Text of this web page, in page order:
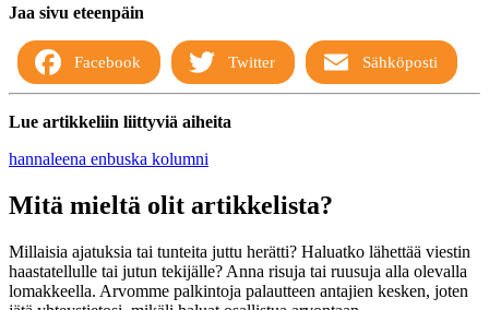
Jaa sivu eteenpäin
Facebook Twitter Sähköposti
Lue artikkeliin liittyviä aiheita
hannaleena enbuska kolumni
Mitä mieltä olit artikkelista?
Millaisia ajatuksia tai tunteita juttu herätti? Haluatko lähettää viestin
haastatellulle tai jutun tekijälle? Anna risuja tai ruusuja alla olevalla
lomakkeella. Arvomme palkintoja palautteen antajien kesken, joten